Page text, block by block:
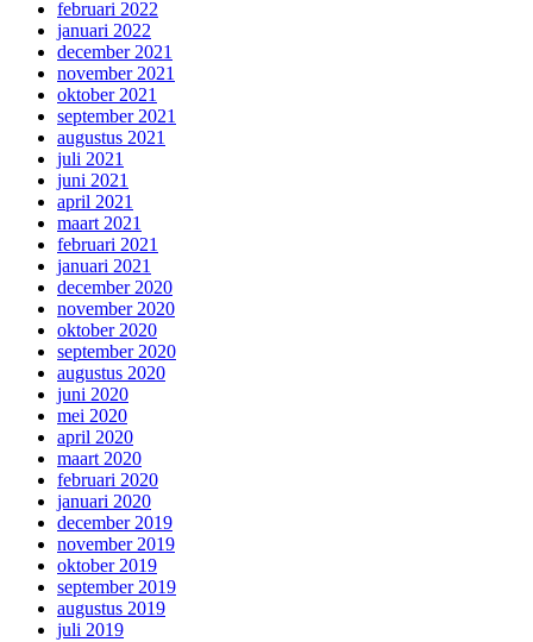
februari 2022
januari 2022
december 2021
november 2021
oktober 2021
september 2021
augustus 2021
juli 2021
juni 2021
april 2021
maart 2021
februari 2021
januari 2021
december 2020
november 2020
oktober 2020
september 2020
augustus 2020
juni 2020
mei 2020
april 2020
maart 2020
februari 2020
januari 2020
december 2019
november 2019
oktober 2019
september 2019
augustus 2019
juli 2019